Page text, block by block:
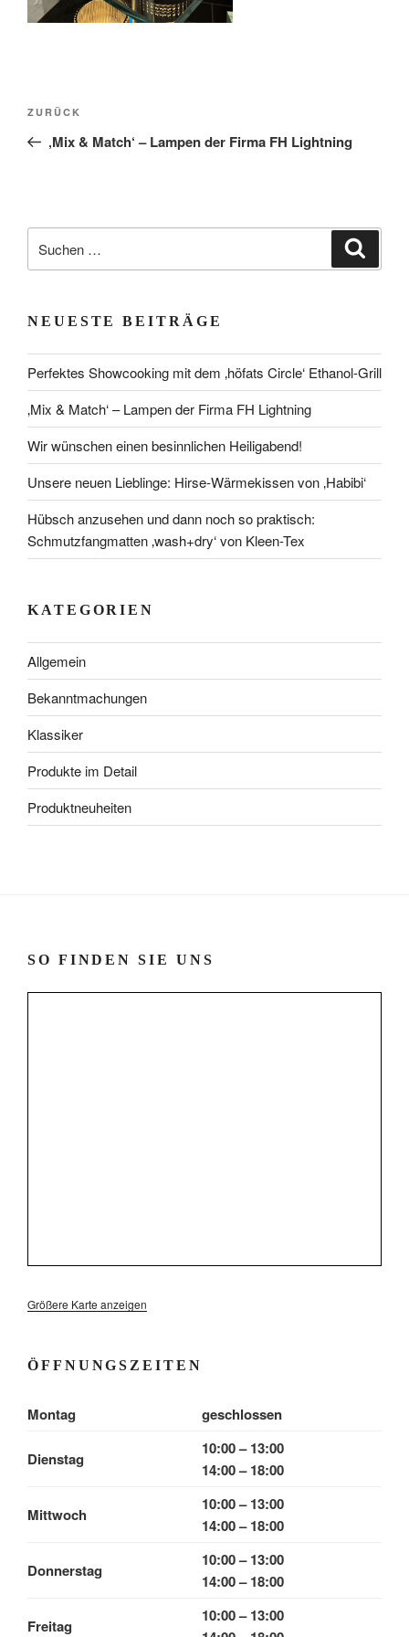
Beitragsnavigation
Vorheriger
Beitrag
ZURÜCK
‚Mix & Match‘ – Lampen der Firma FH Lightning
nach:
NEUESTE BEITRÄGE
Perfektes Showcooking mit dem ‚höfats Circle‘ Ethanol-Grill
‚Mix & Match‘ – Lampen der Firma FH Lightning
Wir wünschen einen besinnlichen Heiligabend!
Unsere neuen Lieblinge: Hirse-Wärmekissen von ‚Habibi‘
Hübsch anzusehen und dann noch so praktisch:
Schmutzfangmatten ‚wash+dry‘ von Kleen-Tex
KATEGORIEN
Allgemein
Bekanntmachungen
Klassiker
Produkte im Detail
Produktneuheiten
SO FINDEN SIE UNS
Größere Karte anzeigen
ÖFFNUNGSZEITEN
Montag geschlossen
Dienstag
10:00 – 13:00
14:00 – 18:00
Mittwoch
10:00 – 13:00
14:00 – 18:00
Donnerstag
10:00 – 13:00
14:00 – 18:00
Freitag
10:00 – 13:00